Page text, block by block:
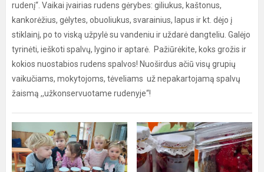
rudenį“. Vaikai įvairias rudens gėrybes: giliukus, kaštonus,
kankorėžius, gėlytes, obuoliukus, svarainius, lapus ir kt. dėjo į
stiklainį, po to viską užpylė su vandeniu ir uždarė dangteliu. Galėjo
tyrinėti, ieškoti spalvų, lygino ir aptarė. Pažiūrėkite, koks grožis ir
kokios nuostabios rudens spalvos! Nuoširdus ačiū visų grupių
vaikučiams, mokytojoms, tėveliams už nepakartojamą spalvų
žaismą ,,užkonservuotame rudenyje“!